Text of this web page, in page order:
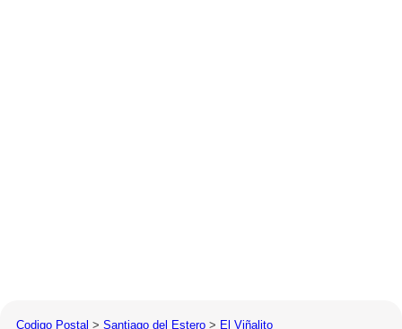
Codigo Postal > Santiago del Estero > El Viñalito